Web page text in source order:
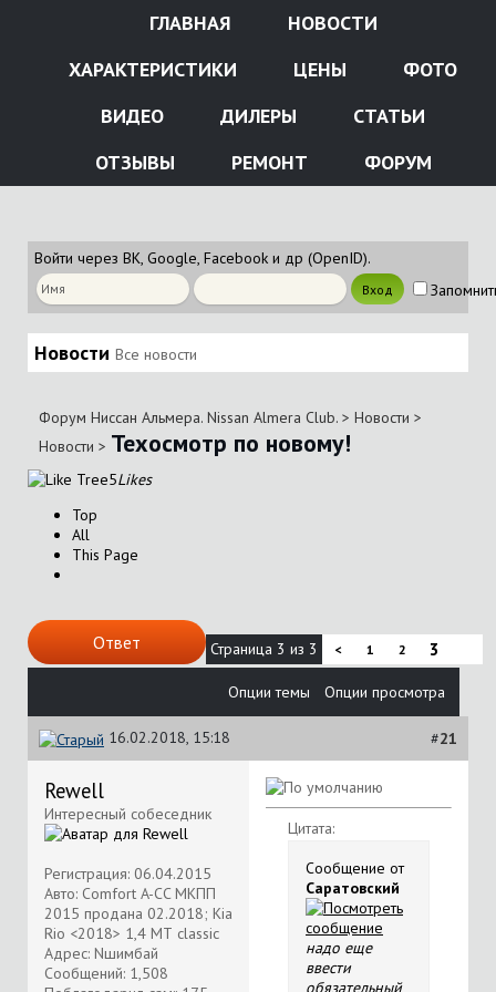
ГЛАВНАЯ
НОВОСТИ
ХАРАКТЕРИСТИКИ
ЦЕНЫ
ФОТО
ВИДЕО
ДИЛЕРЫ
СТАТЬИ
ОТЗЫВЫ
РЕМОНТ ФОРУМ
Войти через ВК, Google, Facebook и др (OpenID).
Новости Все новости
Форум Ниссан Альмера. Nissan Almera Club. > Новости >
Новости > Техосмотр по новому!
5Likes
Top
All
This Page
Ответ Страница 3 из 3 < 1 2 3
Опции темы Опции просмотра
16.02.2018, 15:18 #21
Rewell
Интересный собеседник
Регистрация: 06.04.2015
Авто: Comfort A-CC MKПП
2015 продана 02.2018; Kia
Rio <2018> 1,4 МТ classic
Адрес: Nшимбай
Сообщений: 1,508
Цитата:
Сообщение от
Саратовский
надо еще
ввести
обязательный